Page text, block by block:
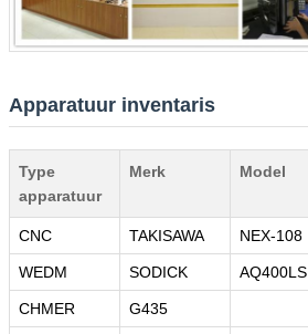
VERZENDEN
Apparatuur inventaris
Type
apparatuur
Merk Model
CNC TAKISAWA NEX-108
WEDM SODICK AQ400LS
CHMER G435